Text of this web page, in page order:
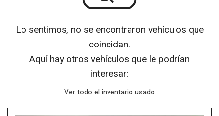
Lo sentimos, no se encontraron vehículos que
coincidan.
Aquí hay otros vehículos que le podrían
interesar:
Ver todo el inventario usado